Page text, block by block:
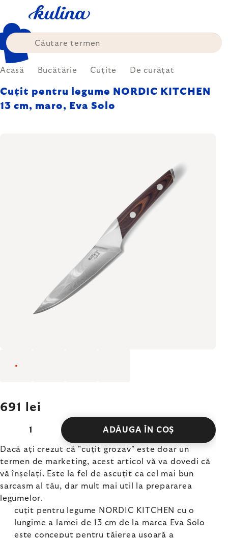
conținut
Acasă Bucătărie Cuțite De curățat
Cuțit pentru legume NORDIC KITCHEN
13 cm, maro, Eva Solo
691 lei
ADĂUGA ÎN COŞ
Dacă ați crezut că "cuțit grozav" este doar un
termen de marketing, acest articol vă va dovedi că
vă înșelați. Este la fel de ascuțit ca cel mai bun
sarcasm al tău, dar mult mai util la prepararea
legumelor.
cuțit pentru legume NORDIC KITCHEN cu o
lungime a lamei de 13 cm de la marca Eva Solo
este conceput pentru tăierea ușoară a